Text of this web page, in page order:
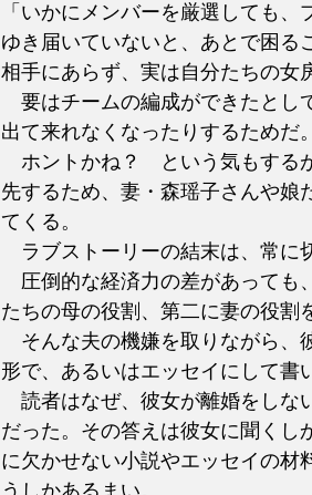
「いかにメンバーを厳選しても
ゆき届いていないと、あとで困る
相手にあらず、実は自分たちの女
要はチームの編成ができたとし
出て来れなくなったりするためだ。
ホントかね？　という気もする
先するため、妻・森瑶子さんや娘
てくる。
ラブストーリーの結末は、常に
圧倒的な経済力の差があっても
たちの母の役割、第二に妻の役割
そんな夫の機嫌を取りながら、
形で、あるいはエッセイにして書
読者はなぜ、彼女が離婚をしな
だった。その答えは彼女に聞くし
に欠かせない小説やエッセイの材
うしかあるまい。